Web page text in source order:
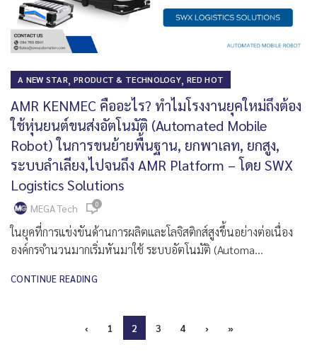
A NEW STAR, PRODUCT & TECHNOLOGY, RED HOT
AMR KENMEC คืออะไร? ทำไมโรงงานยุคใหม่ถึงต้อง
ใช้หุ่นยนต์ขนส่งอัตโนมัติ (Automated Mobile
Robot) ในการขนย้ายพื้นฐาน, ยกพาเลท, ยกสูง,
ระบบลำเลียง,ไปจนถึง AMR Platform – โดย SWX
Logistics Solutions
MEGA Tech 0
ในยุคที่การแข่งขันด้านการผลิตและโลจิสติกส์สูงขึ้นอย่างต่อเนื่อง
องค์กรจำนวนมากเริ่มหันมาใช้ ระบบอัตโนมัติ (Automa...
CONTINUE READING
‹ 1 2 3 4 › »